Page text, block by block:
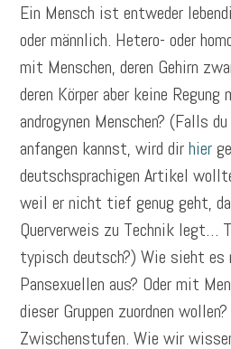
Ein Mensch ist entweder
oder männlich. Hetero- oder
mit Menschen, deren Gehirn
deren Körper aber keine
androgynen Menschen? (Falls
anfangen kannst, wird dirhier
deutschsprachigen Artikel
weil er nicht tief genug geht,
Querverweis zu Technik legt…
typisch deutsch?) Wie sieht es
Pansexuellen aus? Oder mit
dieser Gruppen zuordnen
Zwischenstufen. Wie wir